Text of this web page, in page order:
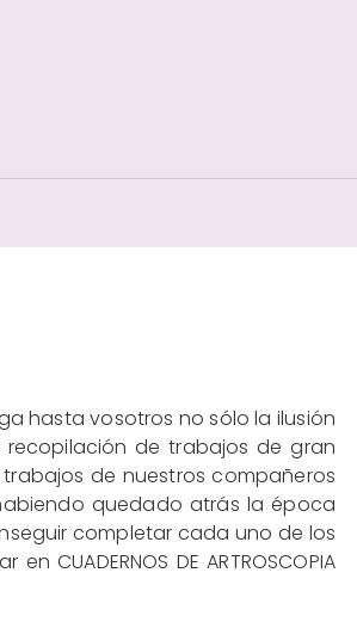
hasta vosotros no sólo la ilusión
de trabajos de gran
de nuestros compañeros
quedado atrás la época
completar cada uno de los
CUADERNOS DE ARTROSCOPIA